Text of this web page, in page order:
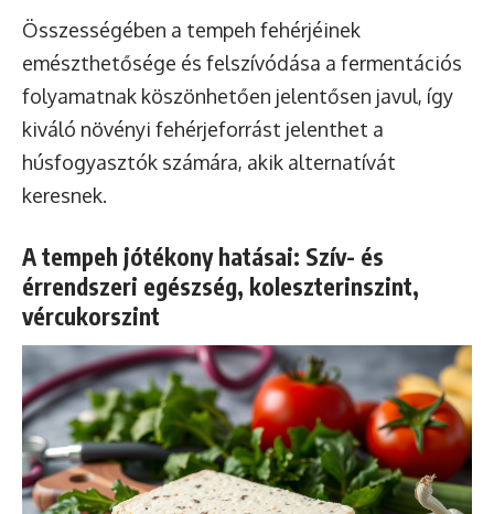
Összességében a tempeh fehérjéinek
emészthetősége és felszívódása a fermentációs
folyamatnak köszönhetően jelentősen javul, így
kiváló növényi fehérjeforrást jelenthet a
húsfogyasztók számára, akik alternatívát
keresnek.
A tempeh jótékony hatásai: Szív- és
érrendszeri egészség, koleszterinszint,
vércukorszint